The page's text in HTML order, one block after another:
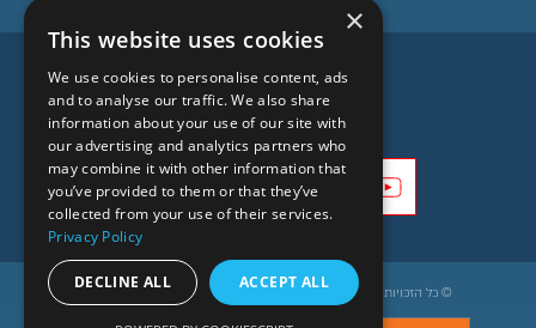
השארו בעניינים
© כל הזכויות שמורות לבית הספר הארצי להנדסאים בקריית הטכניון©
×
This website uses cookies
We use cookies to personalise content, ads
and to analyse our traffic. We also share
information about your use of our site with
our advertising and analytics partners who
may combine it with other information that
you’ve provided to them or that they’ve
collected from your use of their services.
Privacy Policy
ACCEPT ALL
DECLINE ALL